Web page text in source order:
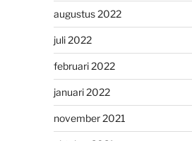
augustus 2022
juli 2022
februari 2022
januari 2022
november 2021